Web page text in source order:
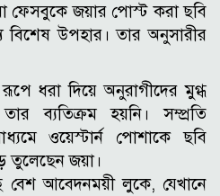
ফেসবুকে জয়ার পোস্ট করা ছবি
বিশেষ উপহার। তার অনুসারীর
ধরা দিয়ে অনুরাগীদের মুগ্ধ
ব্যতিক্রম হয়নি। সম্প্রতি
ওয়েস্টার্ন পোশাকে ছবি
তুলেছেন জয়া।
বেশ আবেদনময়ী লুকে, যেখানে